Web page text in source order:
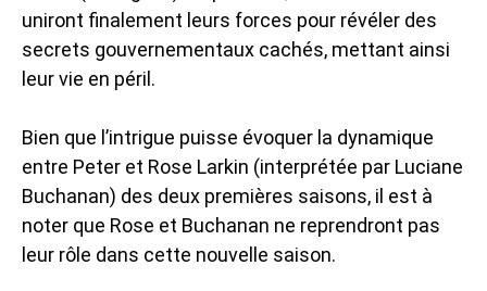
uniront finalement leurs forces pour révéler des
secrets gouvernementaux cachés, mettant ainsi
leur vie en péril.
Bien que l’intrigue puisse évoquer la dynamique
entre Peter et Rose Larkin (interprétée par Luciane
Buchanan) des deux premières saisons, il est à
noter que Rose et Buchanan ne reprendront pas
leur rôle dans cette nouvelle saison.